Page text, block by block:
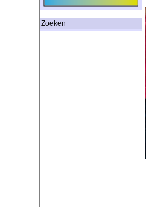
Zoeken